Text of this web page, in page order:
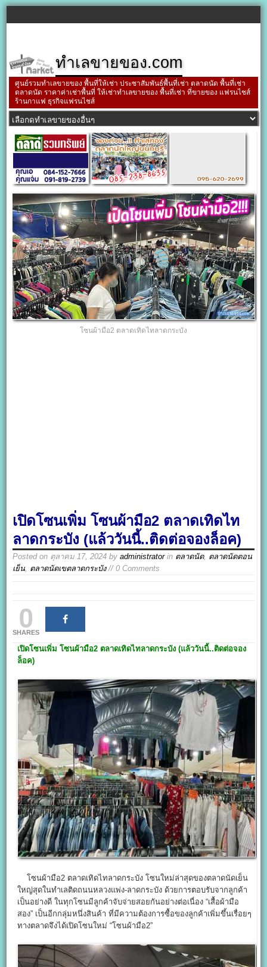
ทำเลขายของ.com
ศูนย์รวมทำเลขายของ พื้นที่ให้เช่า ประชาสัมพันธ์พื้นที่เช่า ตลาดนัด พื้นที่เช่า
ตลาดนัด ราคาค่าเช่าพื้นที่ ให้เช่าทำเลขายของ พื้นที่เช่า ที่ขายของ แฟรนไชส์
ร้านกาแฟ ธุรกิจแฟรนไชส์
โซนผ้ามือ2 ตลาดเทิดไทลาดกระบัง
เปิดโซนเพิ่ม โซนผ้ามือ2 ตลาดเทิดไท
ลาดกระบัง (แล้ววันนี้..ติดต่อจองล็อค)
Posted on ตุลาคม 17, 2024 byadministratorin ตลาดนัด, ตลาดนัดตอน
เย็น, ตลาดนัดเขตลาดกระบัง// 0 Comments
0
SHARES
เปิดโซนเพิ่ม โซนผ้ามือ2 ตลาดเทิดไทลาดกระบัง (แล้ววันนี้..ติดต่อจอง
ล็อค)
โซนผ้ามือ2 ตลาดเทิดไทลาดกระบัง โซนใหม่ล่าสุดของตลาดนัดเย็น
ใหญ่สุดในทำเลติดถนนหลวงแพ่ง-ลาดกระบัง ด้วยการตอบรับจากลูกค้า
เป็นอย่างดี ในทุกโซนมีลูกค้าจับจ่ายสอยกันอย่างต่อเนื่อง “เสื้อผ้ามือ
สอง” เป็นอีกกลุ่มหนึ่งสินค้า ที่มีความต้องการซื้อของลูกค้าเพิ่มขึ้นเรื่อยๆ
ทางตลาดจึงได้เปิดโซนใหม่ “โซนผ้ามือ2”